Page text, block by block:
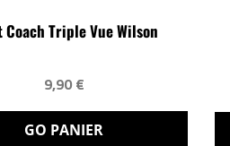
Coach Triple Vue Wilson
9,90 €
GO PANIER